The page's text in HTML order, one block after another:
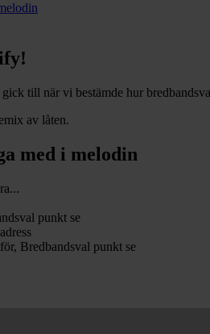
till när vi bestämde hur
av låten.
med i melodin
punkt se
Bredbandsval punkt se